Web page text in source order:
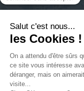
SUIVEZ-NOUS